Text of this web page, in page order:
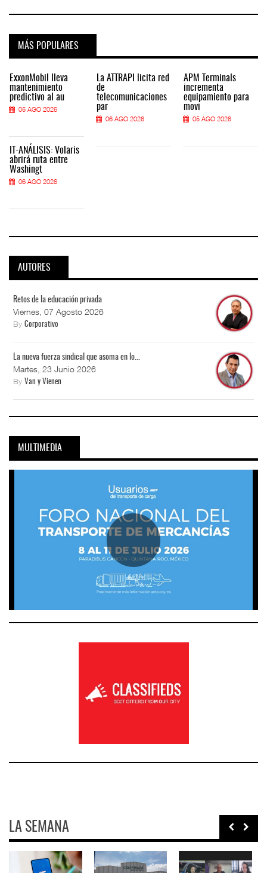
MÁS POPULARES
ExxonMobil lleva
mantenimiento
predictivo al au
05 AGO 2026
IT-ANÁLISIS: Volaris
abrirá ruta entre
Washingt
06 AGO 2026
La ATTRAPI licita red
de
telecomunicaciones
par
06 AGO 2026
APM Terminals
incrementa
equipamiento para
movi
05 AGO 2026
AUTORES
Retos de la educación privada
Viernes, 07 Agosto 2026
By Corporativo
La nueva fuerza sindical que asoma en lo...
Martes, 23 Junio 2026
By Van y Vienen
MULTIMEDIA
LA SEMANA